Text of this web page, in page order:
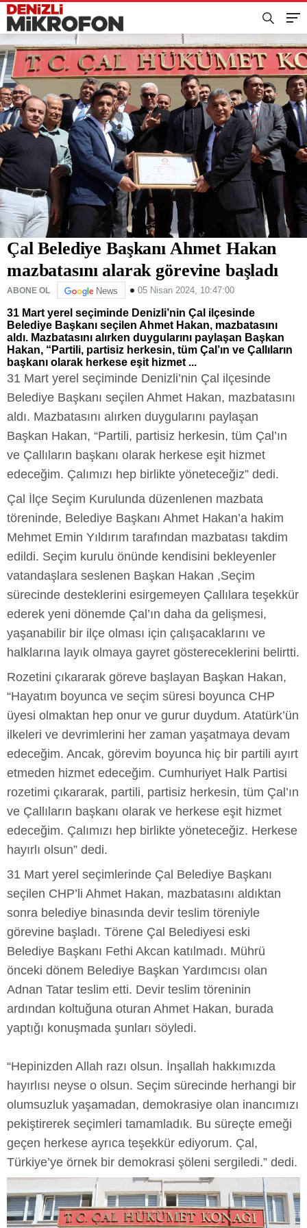
Çal Belediye Başkanı Ahmet Hakan
mazbatasını alarak görevine başladı
ABONE OL News 05 Nisan 2024, 10:47:00
31 Mart yerel seçiminde Denizli’nin Çal ilçesinde
Belediye Başkanı seçilen Ahmet Hakan, mazbatasını
aldı. Mazbatasını alırken duygularını paylaşan Başkan
Hakan, “Partili, partisiz herkesin, tüm Çal’ın ve Çallıların
başkanı olarak herkese eşit hizmet ...
31 Mart yerel seçiminde Denizli’nin Çal ilçesinde
Belediye Başkanı seçilen Ahmet Hakan, mazbatasını
aldı. Mazbatasını alırken duygularını paylaşan
Başkan Hakan, “Partili, partisiz herkesin, tüm Çal’ın
ve Çallıların başkanı olarak herkese eşit hizmet
edeceğim. Çalımızı hep birlikte yöneteceğiz” dedi.
Çal İlçe Seçim Kurulunda düzenlenen mazbata
töreninde, Belediye Başkanı Ahmet Hakan’a hakim
Mehmet Emin Yıldırım tarafından mazbatası takdim
edildi. Seçim kurulu önünde kendisini bekleyenler
vatandaşlara seslenen Başkan Hakan ,Seçim
sürecinde desteklerini esirgemeyen Çallılara teşekkür
ederek yeni dönemde Çal’ın daha da gelişmesi,
yaşanabilir bir ilçe olması için çalışacaklarını ve
halklarına layık olmaya gayret göstereceklerini belirtti.
Rozetini çıkararak göreve başlayan Başkan Hakan,
“Hayatım boyunca ve seçim süresi boyunca CHP
üyesi olmaktan hep onur ve gurur duydum. Atatürk’ün
ilkeleri ve devrimlerini her zaman yaşatmaya devam
edeceğim. Ancak, görevim boyunca hiç bir partili ayırt
etmeden hizmet edeceğim. Cumhuriyet Halk Partisi
rozetimi çıkararak, partili, partisiz herkesin, tüm Çal’ın
ve Çallıların başkanı olarak ve herkese eşit hizmet
edeceğim. Çalımızı hep birlikte yöneteceğiz. Herkese
hayırlı olsun” dedi.
31 Mart yerel seçimlerinde Çal Belediye Başkanı
seçilen CHP’li Ahmet Hakan, mazbatasını aldıktan
sonra belediye binasında devir teslim töreniyle
görevine başladı. Törene Çal Belediyesi eski
Belediye Başkanı Fethi Akcan katılmadı. Mührü
önceki dönem Belediye Başkan Yardımcısı olan
Adnan Tatar teslim etti. Devir teslim töreninin
ardından koltuğuna oturan Ahmet Hakan, burada
yaptığı konuşmada şunları söyledi.
“Hepinizden Allah razı olsun. İnşallah hakkımızda
hayırlısı neyse o olsun. Seçim sürecinde herhangi bir
olumsuzluk yaşamadan, demokrasiye olan inancımızı
pekiştirerek seçimleri tamamladık. Bu süreçte emeği
geçen herkese ayrıca teşekkür ediyorum. Çal,
Türkiye’ye örnek bir demokrasi şöleni sergiledi.” dedi.